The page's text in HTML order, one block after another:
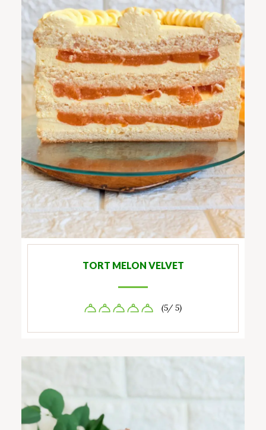
TORT MELON VELVET
(5/ 5)